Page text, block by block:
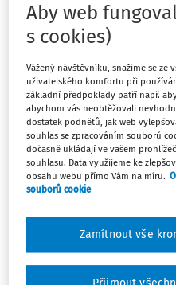
problém či problém s
identifikuje dysgrafie nebo
zda není příčinou právě
tlačeni, aby se začali
například u autistických
mělo naopak
podpořeno právě v
nakonec jazyk naučí, i
tempu. Musíme ale
dítě se s okolím po určité
mateřského jazyka
problémy s učením. Když
každém z nich na jiné
Aby web
s cookies)
Vážený návštěvníku, snažíme se ze
uživatelského komfortu při
základní předpoklady patří např.
abychom vás neobtěžovali
dostatek podnětů, jak web
souhlas se zpracováním souborů
dočasně ukládají ve vašem
souhlasu. Data využijeme ke
obsahu webu přímo Vám na míru.
souborů cookie
Zamítnout vše